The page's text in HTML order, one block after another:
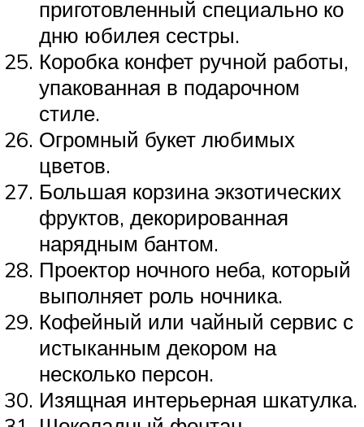
приготовленный специально ко
дню юбилея сестры.
Коробка конфет ручной работы,
упакованная в подарочном
стиле.
Огромный букет любимых
цветов.
Большая корзина экзотических
фруктов, декорированная
нарядным бантом.
Проектор ночного неба, который
выполняет роль ночника.
Кофейный или чайный сервис с
истыканным декором на
несколько персон.
Изящная интерьерная шкатулка.